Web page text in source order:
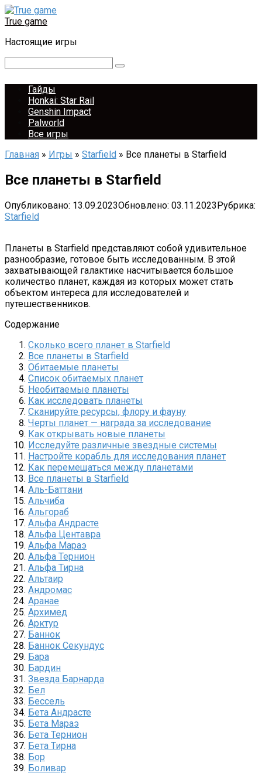
Перейти
к
True game
Настоящие игры
Гайды
Honkai: Star Rail
Genshin Impact
Palworld
Все игры
Главная » Игры » Starfield » Все планеты в Starfield
Все планеты в Starfield
Опубликовано: 13.09.2023Обновлено: 03.11.2023Рубрика:
Starfield
Планеты в Starfield представляют собой удивительное
разнообразие, готовое быть исследованным. В этой
захватывающей галактике насчитывается большое
количество планет, каждая из которых может стать
объектом интереса для исследователей и
путешественников.
Содержание
Сколько всего планет в Starfield
Все планеты в Starfield
Обитаемые планеты
Список обитаемых планет
Необитаемые планеты
Как исследовать планеты
Сканируйте ресурсы, флору и фауну
Черты планет — награда за исследование
Как открывать новые планеты
Исследуйте различные звездные системы
Настройте корабль для исследования планет
Как перемещаться между планетами
Все планеты в Starfield
Аль-Баттани
Альчиба
Альгораб
Альфа Андрасте
Альфа Центавра
Альфа Мараэ
Альфа Тернион
Альфа Тирна
Альтаир
Андромас
Аранае
Архимед
Арктур
Баннок
Баннок Секундус
Бара
Бардин
Звезда Барнарда
Бел
Бессель
Бета Андрасте
Бета Мараэ
Бета Тернион
Бета Тирна
Бор
Боливар